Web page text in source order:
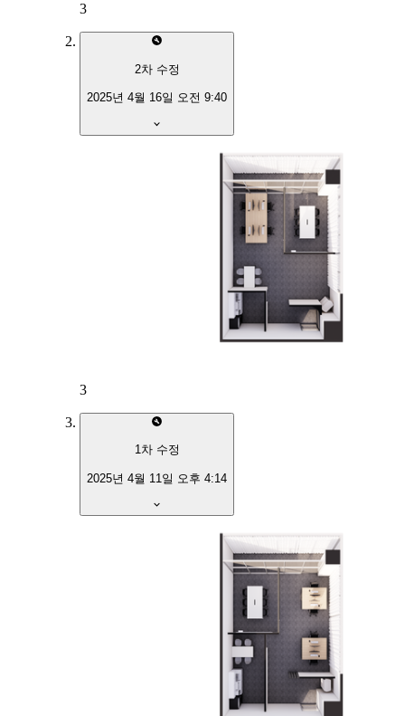
3
2차 수정
2025년 4월 16일 오전 9:40
3
1차 수정
2025년 4월 11일 오후 4:14